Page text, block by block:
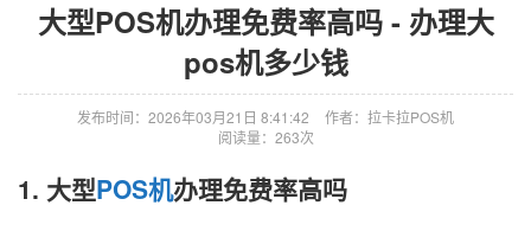
大型POS机办理免费率高吗 - 办理大
pos机多少钱
发布时间：2026年03月21日 8:41:42
作者：拉卡拉POS机
阅读量：263次
1. 大型POS机办理免费率高吗